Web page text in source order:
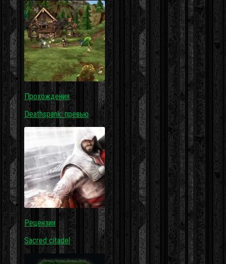
Прохождения
Deathspank: превью
Рецензии
Sacred citadel